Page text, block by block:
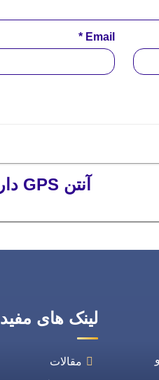
Email
*
آنتن GPS دار هایترا
لینک های مفید
مقالات